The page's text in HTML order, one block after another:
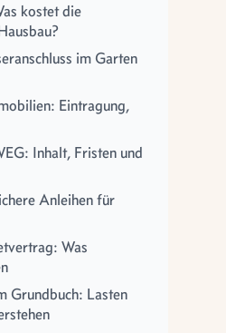
kostet die
im Garten
Eintragung,
Inhalt, Fristen und
Anleihen für
Was
Grundbuch: Lasten